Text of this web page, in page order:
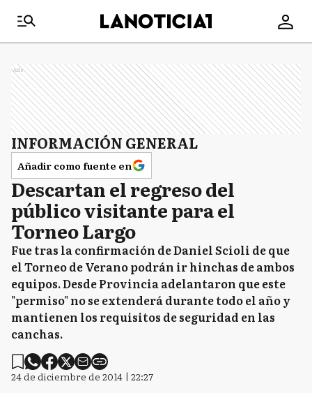
Ads
INFORMACIÓN GENERAL
Añadir como fuente en
Descartan el regreso del
público visitante para el
Torneo Largo
Fue tras la confirmación de Daniel Scioli de que
el Torneo de Verano podrán ir hinchas de ambos
equipos. Desde Provincia adelantaron que este
"permiso" no se extenderá durante todo el año y
mantienen los requisitos de seguridad en las
canchas.
24 de diciembre de 2014 | 22:27